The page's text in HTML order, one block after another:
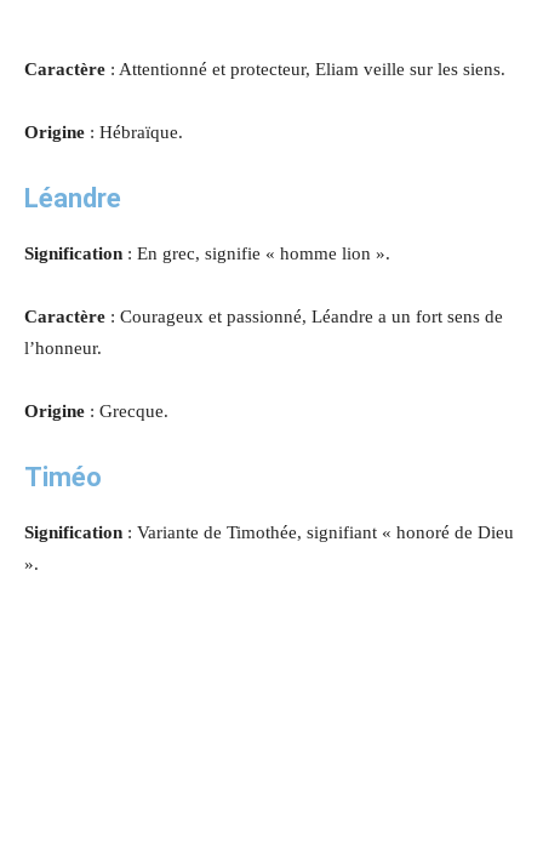
Caractère : Attentionné et protecteur, Eliam veille sur les siens.
Origine : Hébraïque.
Léandre
Signification : En grec, signifie « homme lion ».
Caractère : Courageux et passionné, Léandre a un fort sens de
l’honneur.
Origine : Grecque.
Timéo
Signification : Variante de Timothée, signifiant « honoré de Dieu
».